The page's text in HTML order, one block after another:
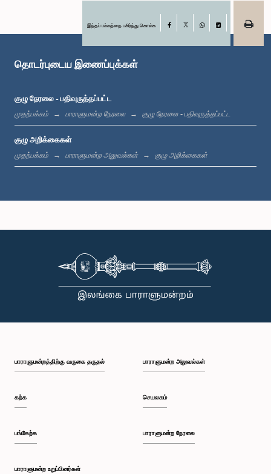
கௌரவ டக்ளஸ் தேவானந்தா, பா.உ.
இந்தப் பக்கத்தை பகிர்ந்து கொள்க Facebook
LinkedIn
தொடர்புடைய இணைப்புக்கள்
குழு நேரலை - பதிவுருத்தப்பட்ட
முதற்பக்கம் பாராளுமன்ற நேரலை குழு நேரலை - பதிவுருத்தப்பட்ட
குழு அறிக்கைகள்
முதற்பக்கம் பாராளுமன்ற அலுவல்கள் குழு அறிக்கைகள்
பாராளுமன்றத்திற்கு வருகை தருதல்
கற்க
பங்கேற்க
பாராளுமன்ற உறுப்பினர்கள்
பாராளுமன்ற அலுவல்கள்
செயலகம்
பாராளுமன்ற நேரலை